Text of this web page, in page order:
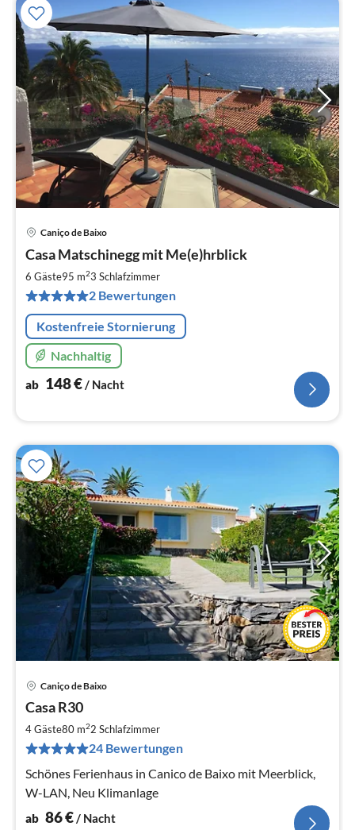
Caniço de Baixo
Casa Matschinegg mit Me(e)hrblick
6 Gäste95 m23 Schlafzimmer
2 Bewertungen
Kostenfreie Stornierung
Nachhaltig
ab 148€/ Nacht
Caniço de Baixo
Casa R30
4 Gäste80 m22 Schlafzimmer
24 Bewertungen
Schönes Ferienhaus in Canico de Baixo mit Meerblick,
W-LAN, Neu Klimanlage
ab 86€/ Nacht